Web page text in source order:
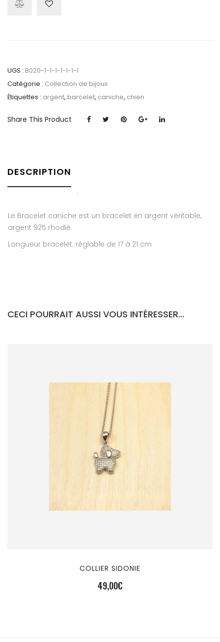
UGS : B020-1-1-1-1-1-1-1
Catégorie : Collection de bijoux
Étiquettes : argent, barcelet, caniche, chien
Share This Product
DESCRIPTION
Le Bracelet caniche est un bracelet en argent véritable,
argent 925 rhodié.
Longueur bracelet: réglable de 17 à 21 cm
CECI POURRAIT AUSSI VOUS INTÉRESSER...
COLLIER SIDONIE
49,00€